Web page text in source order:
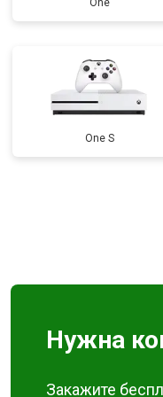
One
One S
Нужна
Закажите